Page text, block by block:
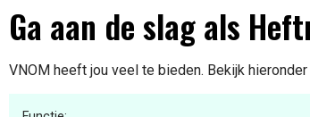
Ga aan de slag als
VNOM heeft jou veel te bieden. Bekijk